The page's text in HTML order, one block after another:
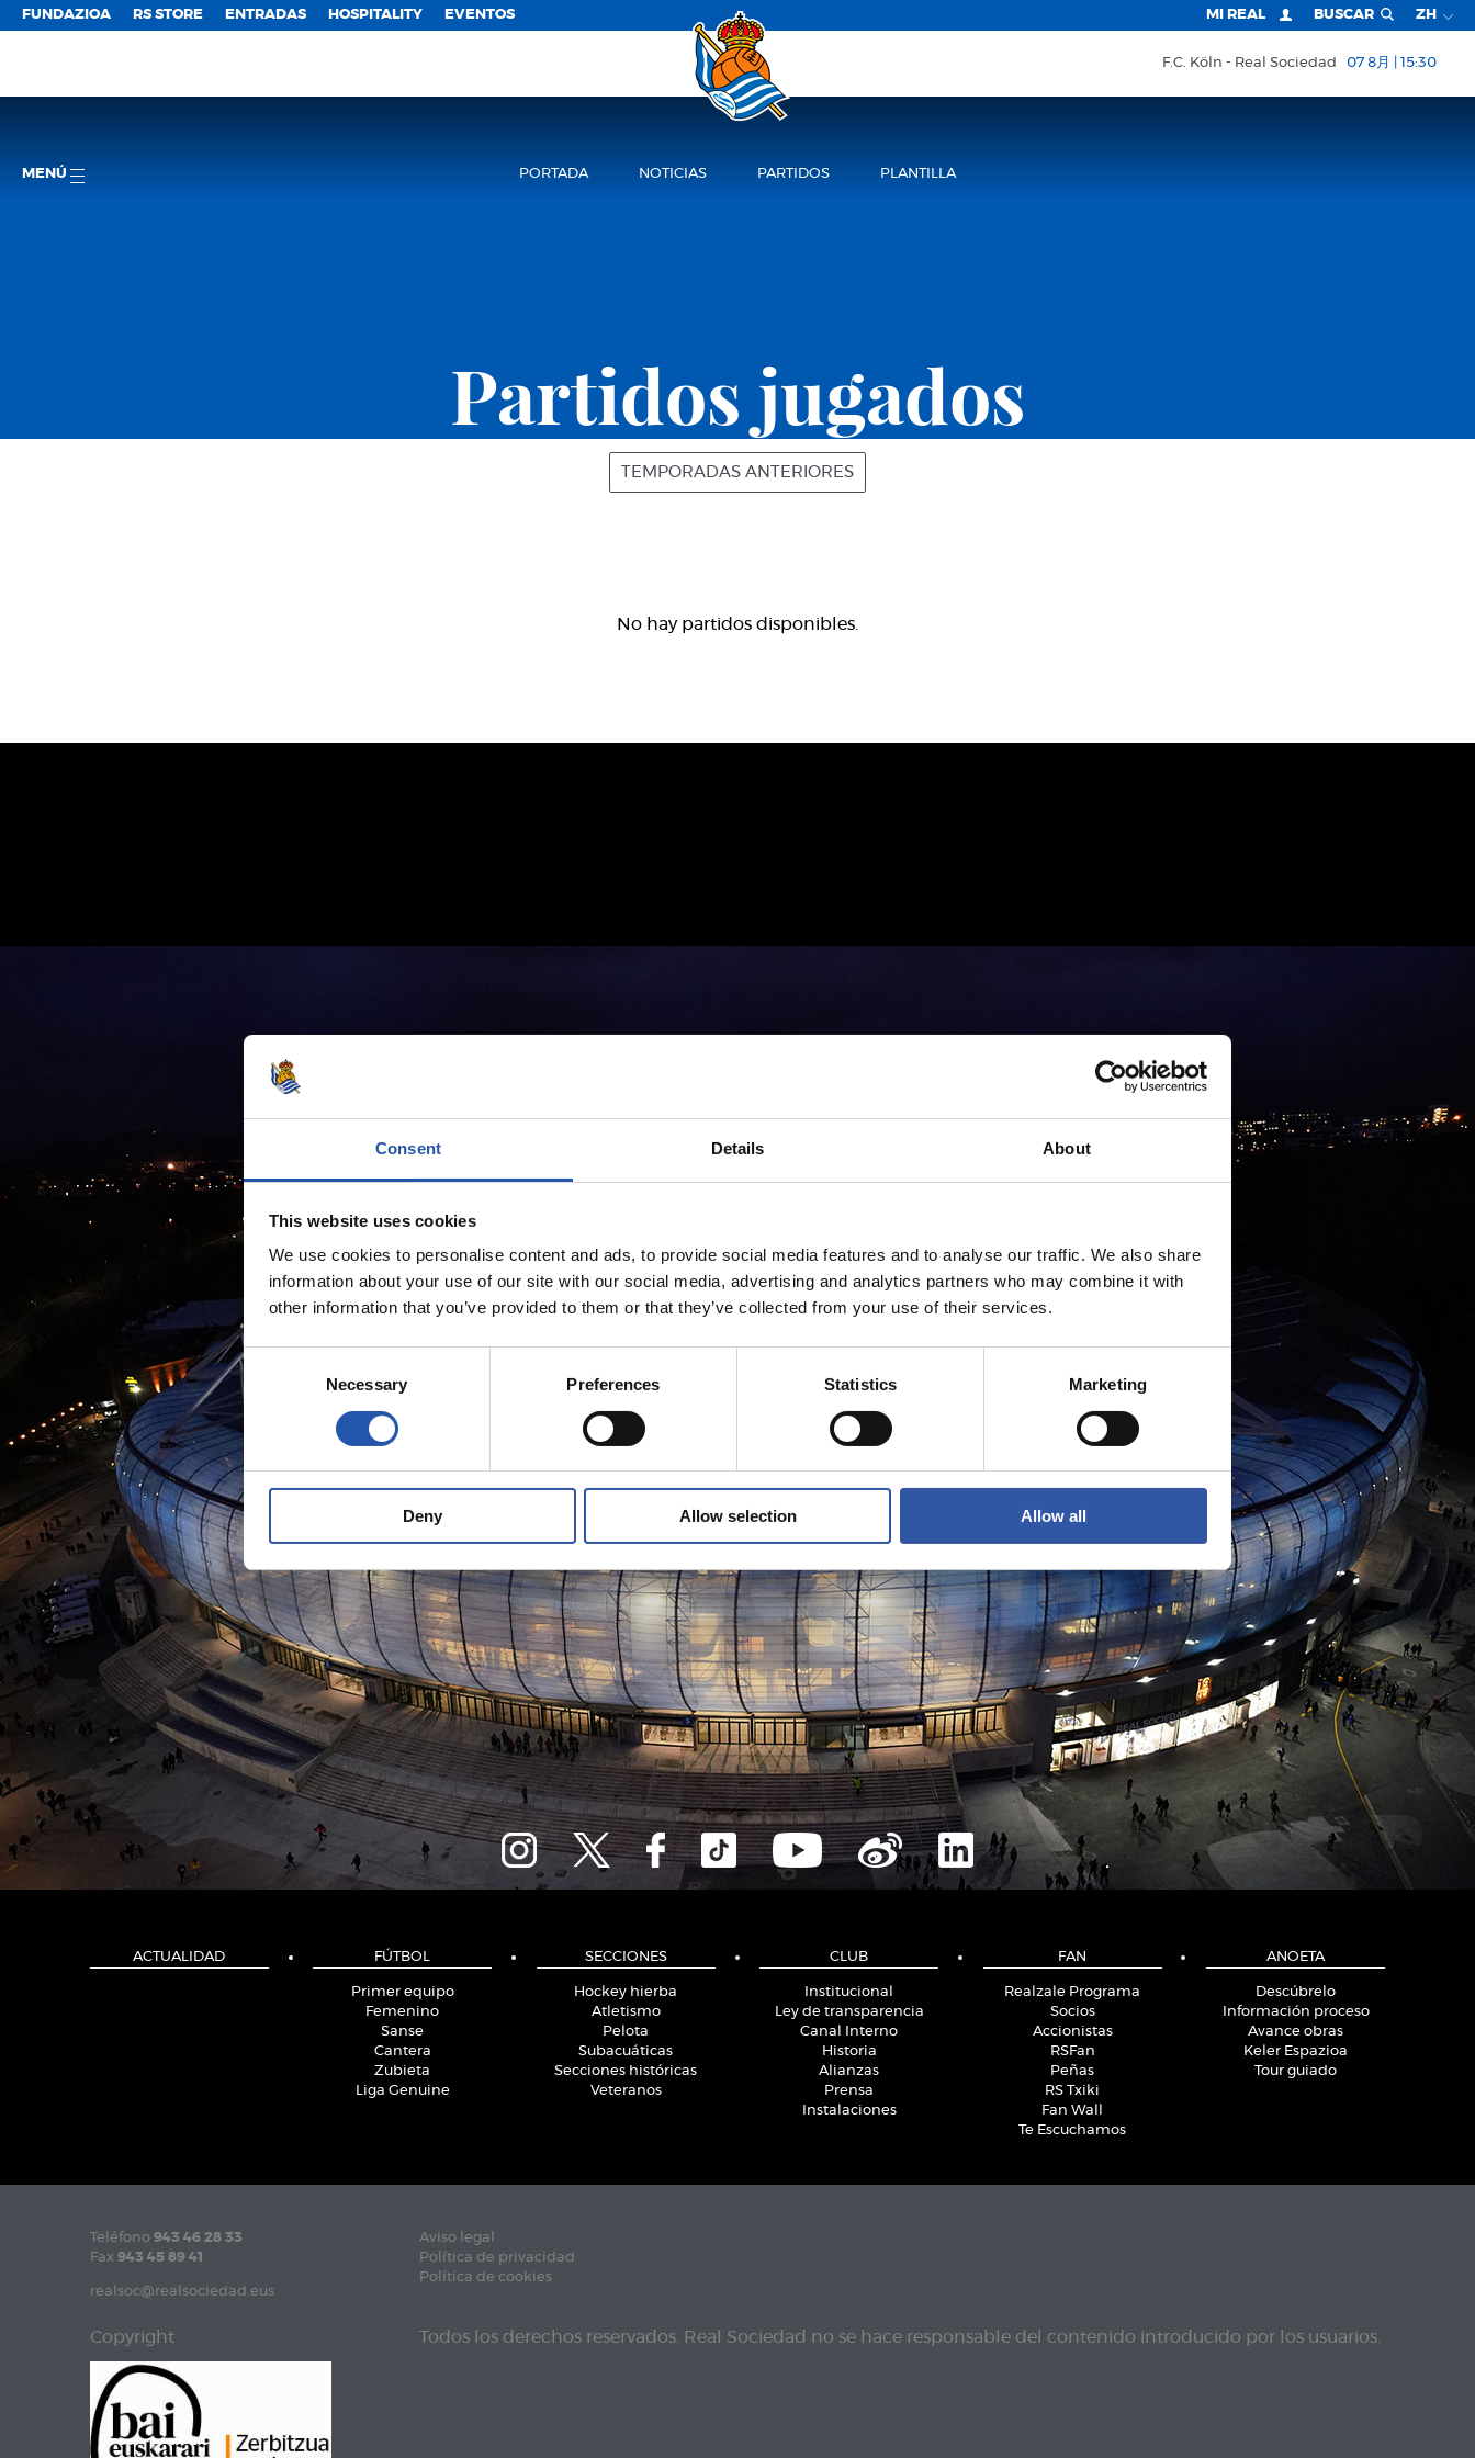
Consent Details About
This website uses cookies
We use cookies to personalise content and ads, to provide social media features and to analyse our traffic. We also share
information about your use of our site with our social media, advertising and analytics partners who may combine it with
other information that you’ve provided to them or that they’ve collected from your use of their services.
Consent
Selection
Necessary Preferences Statistics Marketing
Deny Allow selection Allow all
FUNDAZIOA RS STORE ENTRADAS HOSPITALITY EVENTOS MI REAL BUSCAR ZH
F.C. Köln Real Sociedad 07 8月 | 15:30
MENÚ PORTADA NOTICIAS PARTIDOS PLANTILLA
Partidos jugados
TEMPORADAS ANTERIORES
No hay partidos disponibles.
ACTUALIDAD FÚTBOL
Primer equipo
Femenino
Sanse
Cantera
Zubieta
Liga Genuine
SECCIONES
Hockey hierba
Atletismo
Pelota
Subacuáticas
Secciones históricas
Veteranos
CLUB
Institucional
Ley de transparencia
Canal Interno
Historia
Alianzas
Prensa
Instalaciones
FAN
Realzale Programa
Socios
Accionistas
RSFan
Peñas
RS Txiki
Fan Wall
Te Escuchamos
ANOETA
Descúbrelo
Información proceso
Avance obras
Keler Espazioa
Tour guiado
Teléfono 943 46 28 33
Fax 943 45 89 41
realsoc@realsociedad.eus
Aviso legal
Política de privacidad
Política de cookies
Copyright Todos los derechos reservados. Real Sociedad no se hace responsable del contenido introducido por los usuarios.